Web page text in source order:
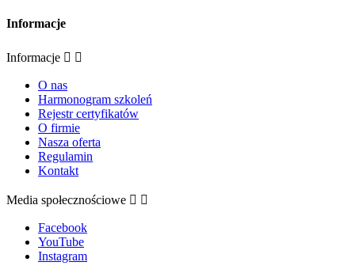
Informacje
Informacje  
O nas
Harmonogram szkoleń
Rejestr certyfikatów
O firmie
Nasza oferta
Regulamin
Kontakt
Media społecznościowe  
Facebook
YouTube
Instagram